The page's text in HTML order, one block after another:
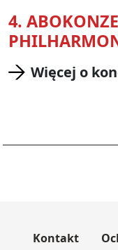
4.
Więcej o
Kontakt